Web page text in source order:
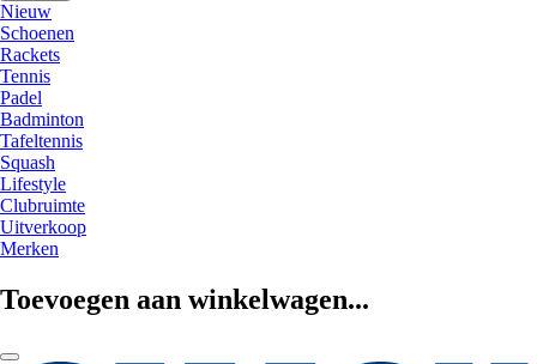
Nieuw
Schoenen
Rackets
Tennis
Padel
Badminton
Tafeltennis
Squash
Lifestyle
Clubruimte
Uitverkoop
Merken
Toevoegen aan winkelwagen...